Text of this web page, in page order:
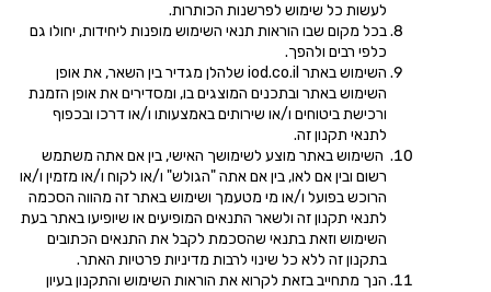
לעשות כל שימוש לפרשנות הכותרות.
בכל מקום שבו הוראות תנאי השימוש מופנות ליחידות, יחולו גם
כלפי רבים ולהפך.
השימוש באתר iod.co.il שלהלן מגדיר בין השאר, את אופן
השימוש באתר ובתכנים המוצגים בו, ומסדירים את אופן הזמנת
ורכישת ביטוחים ו/או שירותים באמצעותו ו/או דרכו ובכפוף
לתנאי תקנון זה.
השימוש באתר מוצע לשימושך האישי, בין אם אתה משתמש
רשום ובין אם לאו, בין אם אתה "הגולש" ו/או לקוח ו/או מזמין ו/או
הרוכש בפועל ו/או מי מטעמך ושימוש באתר זה מהווה הסכמה
לתנאי תקנון זה ולשאר התנאים המופיעים או שיופיעו באתר בעת
השימוש וזאת בתנאי שהסכמת לקבל את התנאים הכתובים
בתקנון זה ללא כל שינוי לרבות מדיניות פרטיות האתר.
הנך מתחייב בזאת לקרוא את הוראות השימוש והתקנון בעיון